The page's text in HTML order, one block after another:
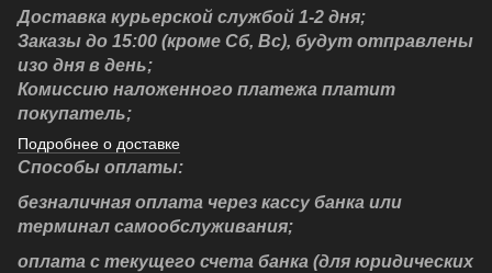
Доставка курьерской службой 1-2 дня;
Заказы до 15:00 (кроме Сб, Вс), будут отправлены
изо дня в день;
Комиссию наложенного платежа платит
покупатель;
Подробнее о доставке
Способы оплаты:
безналичная оплата через кассу банка или
терминал самообслуживания;
оплата с текущего счета банка (для юридических